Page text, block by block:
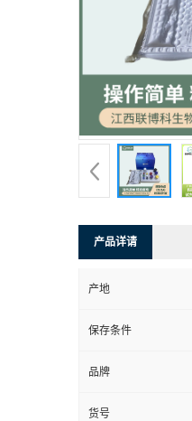
产品详请
产地
保存条件
品牌
货号